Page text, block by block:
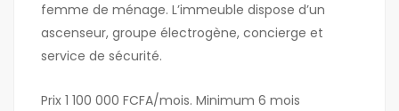
femme de ménage. L’immeuble dispose d’un
ascenseur, groupe électrogène, concierge et
service de sécurité.
Prix 1 100 000 FCFA/mois. Minimum 6 mois